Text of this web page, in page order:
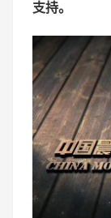
支持。